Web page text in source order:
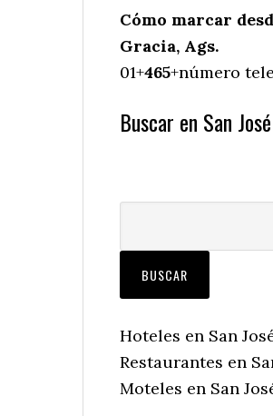
Cómo marcar
Gracia, Ags.
01+465+número
Buscar en San
Hoteles en San
Restaurantes en
Moteles en San